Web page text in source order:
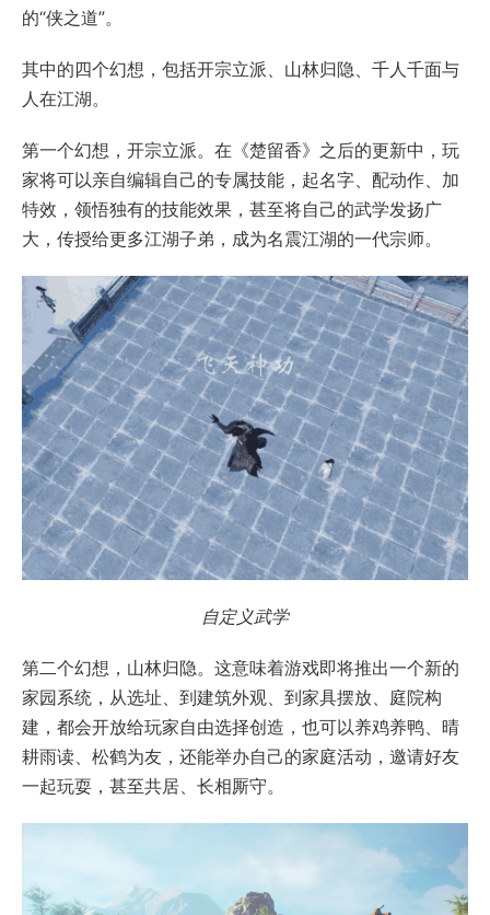
的“侠之道”。
其中的四个幻想，包括开宗立派、山林归隐、千人千面与
人在江湖。
第一个幻想，开宗立派。在《楚留香》之后的更新中，玩
家将可以亲自编辑自己的专属技能，起名字、配动作、加
特效，领悟独有的技能效果，甚至将自己的武学发扬广
大，传授给更多江湖子弟，成为名震江湖的一代宗师。
自定义武学
第二个幻想，山林归隐。这意味着游戏即将推出一个新的
家园系统，从选址、到建筑外观、到家具摆放、庭院构
建，都会开放给玩家自由选择创造，也可以养鸡养鸭、晴
耕雨读、松鹤为友，还能举办自己的家庭活动，邀请好友
一起玩耍，甚至共居、长相厮守。